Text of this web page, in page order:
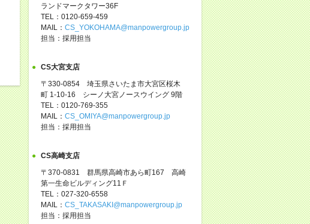
ランドマークタワー36F
TEL：0120-659-459
MAIL： CS_YOKOHAMA@manpowergroup.jp
担当：採用担当
CS大宮支店
〒330-0854 埼玉県さいたま市大宮区桜木
町 1-10-16 シーノ大宮ノースウイング 9階
TEL：0120-769-355
MAIL： CS_OMIYA@manpowergroup.jp
担当：採用担当
CS高崎支店
〒370-0831 群馬県高崎市あら町167 高崎
第一生命ビルディング11Ｆ
TEL：027-320-6558
MAIL： CS_TAKASAKI@manpowergroup.jp
担当：採用担当